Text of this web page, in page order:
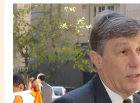
su
gobierno
democrático.